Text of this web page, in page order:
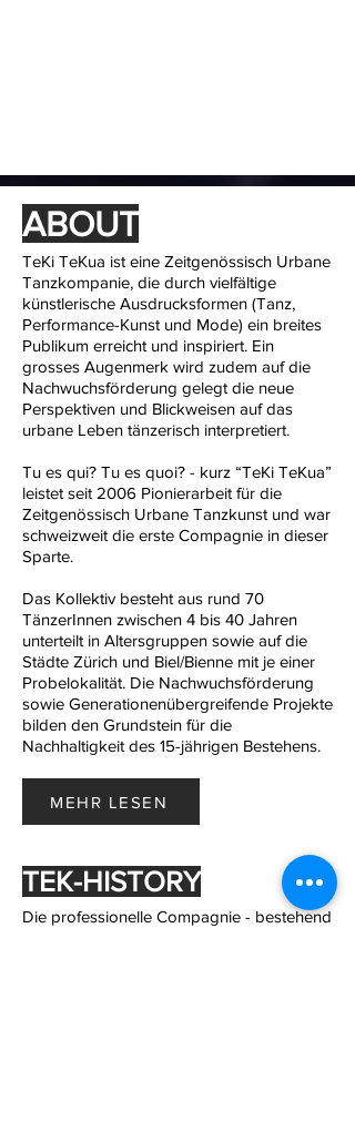
ABOUT
TeKi TeKua ist eine Zeitgenössisch Urbane
Tanzkompanie, die durch vielfältige
künstlerische Ausdrucksformen (Tanz,
Performance-Kunst und Mode) ein breites
Publikum erreicht und inspiriert. Ein
grosses Augenmerk wird zudem auf die
Nachwuchsförderung gelegt die neue
Perspektiven und Blickweisen auf das
urbane Leben tänzerisch interpretiert.
Tu es qui? Tu es quoi? - kurz “TeKi TeKua”
leistet seit 2006 Pionierarbeit für die
Zeitgenössisch Urbane Tanzkunst und war
schweizweit die erste Compagnie in dieser
Sparte.
Das Kollektiv besteht aus rund 70
TänzerInnen zwischen 4 bis 40 Jahren
unterteilt in Altersgruppen sowie auf die
Städte Zürich und Biel/Bienne mit je einer
Probelokalität. Die Nachwuchsförderung
sowie Generationenübergreifende Projekte
bilden den Grundstein für die
Nachhaltigkeit des 15-jährigen Bestehens.
MEHR LESEN
TEK-HISTORY
Die professionelle Compagnie - bestehend